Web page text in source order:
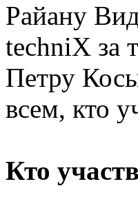
Райану
techniX за
Петру
всем, кто
Кто